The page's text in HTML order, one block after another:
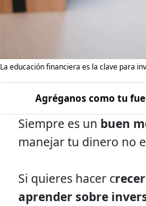
La educación financiera es la clave para
Agréganos como tu
Siempre es un buen
manejar tu dinero no
Si quieres hacer c
aprender sobre